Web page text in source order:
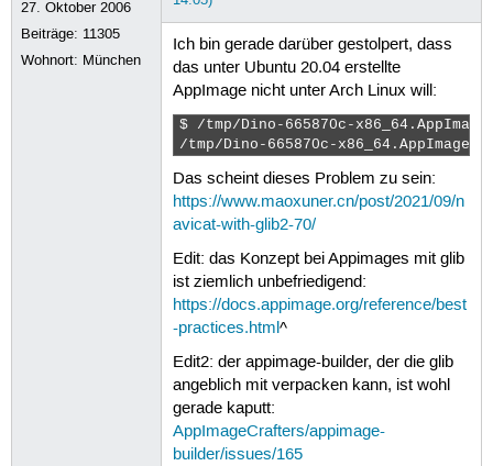
27. Oktober 2006
Beiträge: 11305
Wohnort: München
Ich bin gerade darüber gestolpert, dass
das unter Ubuntu 20.04 erstellte
AppImage nicht unter Arch Linux will:
$ /tmp/Dino-665870c-
/tmp/Dino-665870c-
Das scheint dieses Problem zu sein:
https://www.maoxuner.cn/post/2021/09/n
avicat-with-glib2-70/
Edit: das Konzept bei Appimages mit glib
ist ziemlich unbefriedigend:
https://docs.appimage.org/reference/best
-practices.html^
Edit2: der appimage-builder, der die glib
angeblich mit verpacken kann, ist wohl
gerade kaputt:
AppImageCrafters/appimage-
builder/issues/165